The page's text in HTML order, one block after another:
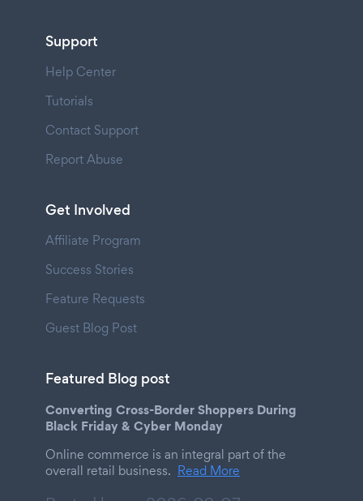
Support
Help Center
Tutorials
Contact Support
Report Abuse
Get Involved
Affiliate Program
Success Stories
Feature Requests
Guest Blog Post
Featured Blog post
Converting Cross-Border Shoppers During
Black Friday & Cyber Monday
Online commerce is an integral part of the
overall retail business. Read More